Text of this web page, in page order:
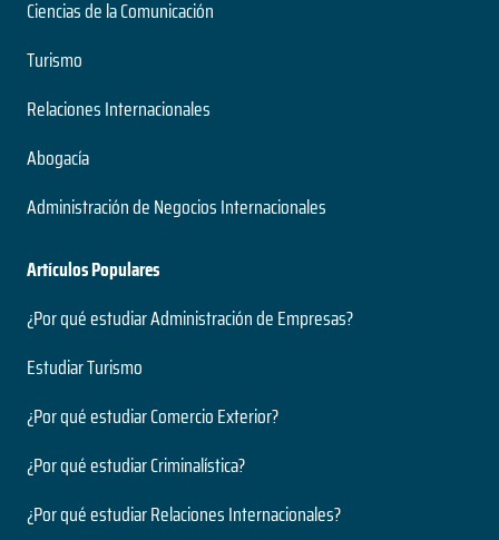
Ciencias de la Comunicación
Turismo
Relaciones Internacionales
Abogacía
Administración de Negocios Internacionales
Artículos Populares
¿Por qué estudiar Administración de Empresas?
Estudiar Turismo
¿Por qué estudiar Comercio Exterior?
¿Por qué estudiar Criminalística?
¿Por qué estudiar Relaciones Internacionales?